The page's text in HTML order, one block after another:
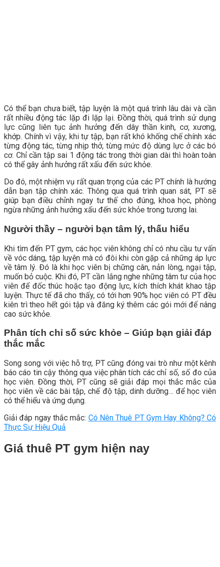
Có thể bạn chưa biết, tập luyện là một quá trình lâu dài và cần
rất nhiều động tác lặp đi lặp lại. Đồng thời, quá trình sử dụng
lực cũng liên tục ảnh hưởng đến dây thần kinh, cơ, xương,
khớp. Chính vì vậy, khi tự tập, bạn rất khó khống chế chính xác
từng động tác, từng nhịp thở, từng mức độ dùng lực ở các bó
cơ. Chỉ cần tập sai 1 động tác trong thời gian dài thì hoàn toàn
có thể gây ảnh hưởng rất xấu đến sức khỏe.
Do đó, một nhiệm vụ rất quan trọng của các PT chính là hướng
dẫn bạn tập chính xác. Thông qua quá trình quan sát, PT sẽ
giúp bạn điều chỉnh ngay tư thế cho đúng, khoa học, phòng
ngừa những ảnh hưởng xấu đến sức khỏe trong tương lai.
Người thầy – người bạn tâm lý, thấu hiểu
Khi tìm đến PT gym, các học viên không chỉ có nhu cầu tư vấn
về vóc dáng, tập luyện mà có đôi khi còn gặp cả những áp lực
về tâm lý. Đó là khi học viên bị chững cân, nản lòng, ngại tập,
muốn bỏ cuộc. Khi đó, PT cần lắng nghe những tâm tư của học
viên để đốc thúc hoặc tạo động lực, kích thích khát khao tập
luyện. Thực tế đã cho thấy, có tới hơn 90% học viên có PT đều
kiên trì theo hết gói tập và đăng ký thêm các gói mới để nâng
cao sức khỏe.
Phân tích chỉ số sức khỏe – Giúp bạn giải đáp
thắc mắc
Song song với việc hỗ trợ, PT cũng đóng vai trò như một kênh
báo cáo tin cậy thông qua việc phân tích các chỉ số, số đo của
học viên. Đồng thời, PT cũng sẽ giải đáp mọi thắc mắc của
học viên về các bài tập, chế độ tập, dinh dưỡng… để học viên
có thể hiểu và ứng dụng.
Giải đáp ngay thắc mắc: Có Nên Thuê PT Gym Hay Không? Có
Thực Sự Hiệu Quả
Giá thuê PT gym hiện nay